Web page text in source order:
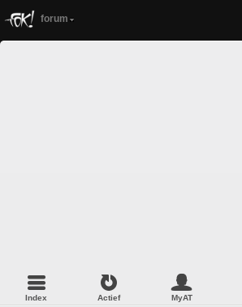
forum
Index Actief MyAT